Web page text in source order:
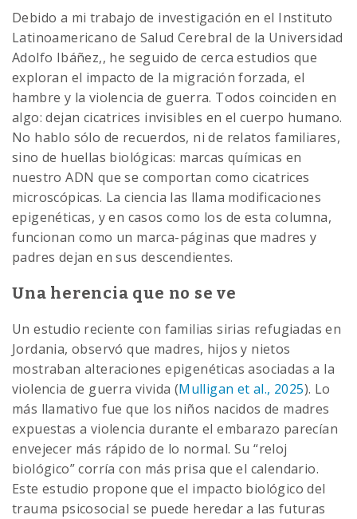
Debido a mi trabajo de investigación en el Instituto
Latinoamericano de Salud Cerebral de la Universidad
Adolfo Ibáñez,, he seguido de cerca estudios que
exploran el impacto de la migración forzada, el
hambre y la violencia de guerra. Todos coinciden en
algo: dejan cicatrices invisibles en el cuerpo humano.
No hablo sólo de recuerdos, ni de relatos familiares,
sino de huellas biológicas: marcas químicas en
nuestro ADN que se comportan como cicatrices
microscópicas. La ciencia las llama modificaciones
epigenéticas, y en casos como los de esta columna,
funcionan como un marca-páginas que madres y
padres dejan en sus descendientes.
Una herencia que no se ve
Un estudio reciente con familias sirias refugiadas en
Jordania, observó que madres, hijos y nietos
mostraban alteraciones epigenéticas asociadas a la
violencia de guerra vivida (Mulligan et al., 2025). Lo
más llamativo fue que los niños nacidos de madres
expuestas a violencia durante el embarazo parecían
envejecer más rápido de lo normal. Su “reloj
biológico” corría con más prisa que el calendario.
Este estudio propone que el impacto biológico del
trauma psicosocial se puede heredar a las futuras